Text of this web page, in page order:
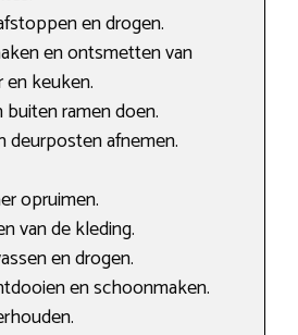
en drogen.
en ontsmetten van
en keuken.
buiten ramen doen.
deurposten afnemen.
opruimen.
van de kleding.
en drogen.
en schoonmaken.